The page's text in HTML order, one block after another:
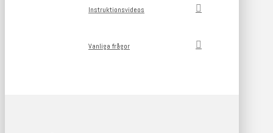
Instruktionsvideos
Vanliga frågor